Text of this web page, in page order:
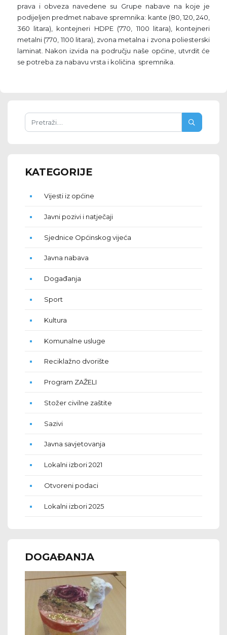
prava i obveza navedene su Grupe nabave na koje je
podijeljen predmet nabave spremnika: kante (80, 120, 240,
360 litara), kontejneri HDPE (770, 1100 litara), kontejneri
metalni (770, 1100 litara), zvona metalna i zvona poliesterski
laminat. Nakon izvida na području naše općine, utvrdit će
se potreba za nabavu vrsta i količina spremnika.
KATEGORIJE
Vijesti iz općine
Javni pozivi i natječaji
Sjednice Općinskog vijeća
Javna nabava
Događanja
Sport
Kultura
Komunalne usluge
Reciklažno dvorište
Program ZAŽELI
Stožer civilne zaštite
Sazivi
Javna savjetovanja
Lokalni izbori 2021
Otvoreni podaci
Lokalni izbori 2025
DOGAĐANJA